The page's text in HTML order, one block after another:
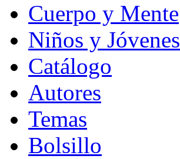
Cuerpo y Mente
Niños y Jóvenes
Catálogo
Autores
Temas
Bolsillo